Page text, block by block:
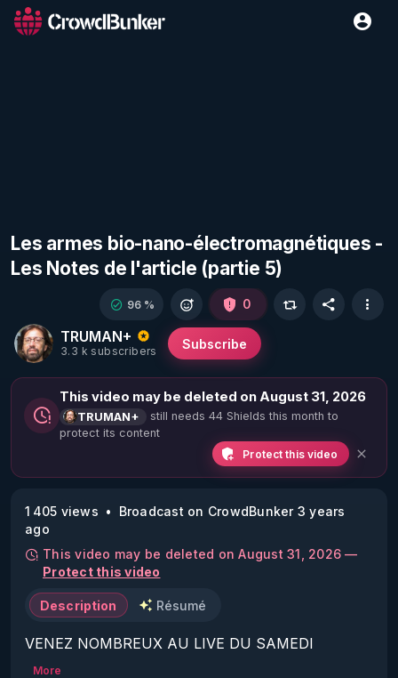
Les armes bio-nano-électromagnétiques -
Les Notes de l'article (partie 5)
TRUMAN+
3.3 k subscribers
Subscribe
96 % 0
This video may be deleted on August 31, 2026
TRUMAN+
still needs 44 Shields this month to
protect its content
Protect this video
1 405 views
Broadcast on CrowdBunker 3 years
ago
This video may be deleted on August 31, 2026 —
Protect this video
Description Résumé
VENEZ NOMBREUX AU LIVE DU SAMEDI
27/01/24 20H :
More